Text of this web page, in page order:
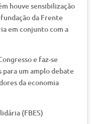
houve sensibilização
da Frente
em conjunto com a
e faz-se
para um amplo debate
da economia
(FBES)